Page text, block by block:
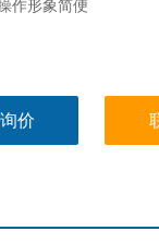
作形象简便
价